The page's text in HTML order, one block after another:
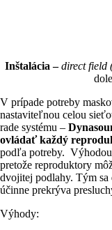
Inštalácia –direct field
V prípade potreby
nastaviteľnou celou
rade systému –
ovládať každý
podľa potreby.
pretože reproduktory
dvojitej podlahy. Tým sa
účinne prekrýva
Výhody: